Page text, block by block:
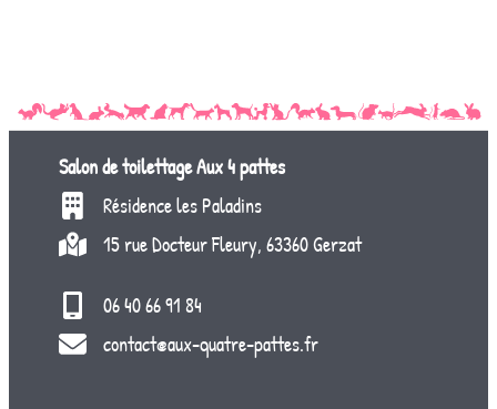
Salon de toilettageAux 4 pattes
Résidence les Paladins
15 rue Docteur Fleury, 63360 Gerzat
06 40 66 91 84
contact@aux-quatre-pattes.fr